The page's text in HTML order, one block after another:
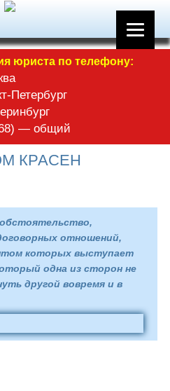
юриста по телефону:
Петербург
— общий
КРАСЕН
отношений,
которых выступает
одна из сторон не
другой вовремя и в